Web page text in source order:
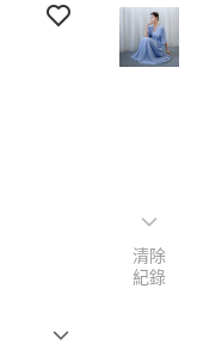
清除
紀錄